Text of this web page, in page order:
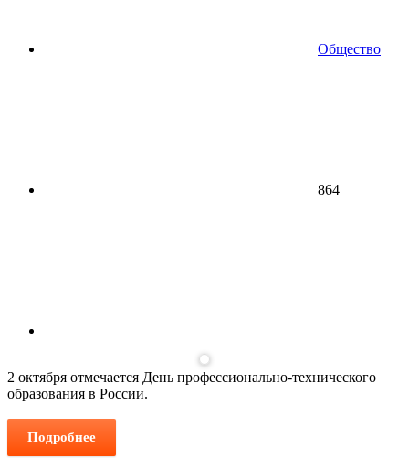
Общество
864
2 октября отмечается День профессионально-технического
образования в России.
Подробнее